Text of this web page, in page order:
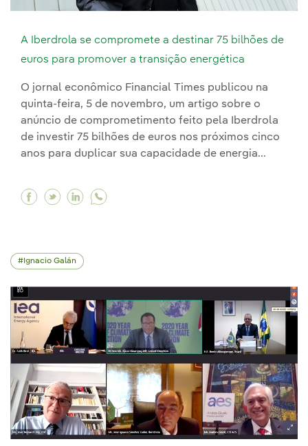
A Iberdrola se compromete a destinar 75 bilhões de
euros para promover a transição energética
O jornal econômico Financial Times publicou na
quinta-feira, 5 de novembro, um artigo sobre o
anúncio de comprometimento feito pela Iberdrola
de investir 75 bilhões de euros nos próximos cinco
anos para duplicar sua capacidade de energia...
Facebook A Iberdrola se compromete a
Twitter A Iberdrola se compromete a
Linkedin A Iberdrola se compromete
Ignacio Galán